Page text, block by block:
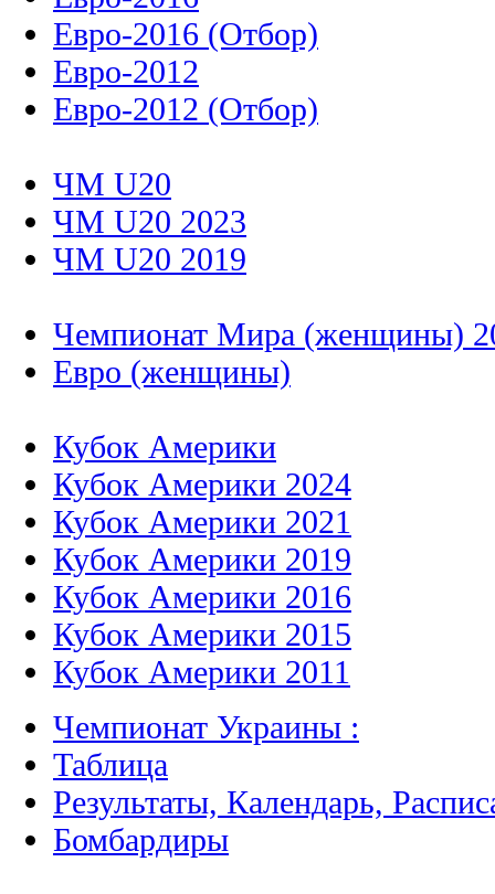
Евро-2016 (Отбор)
Евро-2012
Евро-2012 (Отбор)
ЧМ U20
ЧМ U20 2023
ЧМ U20 2019
Чемпионат Мира (женщины)
Евро (женщины)
Кубок Америки
Кубок Америки 2024
Кубок Америки 2021
Кубок Америки 2019
Кубок Америки 2016
Кубок Америки 2015
Кубок Америки 2011
Чемпионат Украины :
Таблица
Результаты, Календарь,
Бомбардиры